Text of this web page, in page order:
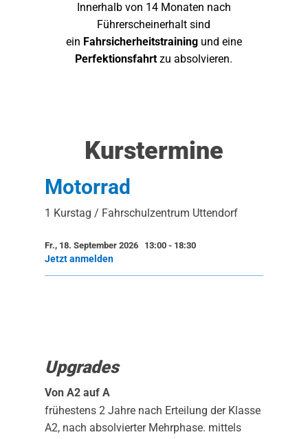
Innerhalb von 14 Monaten nach
Führerscheinerhalt sind
ein Fahrsicherheitstrainingund eine
Perfektionsfahrt zu absolvieren.
Kurstermine
Motorrad
1 Kurstag / Fahrschulzentrum Uttendorf
Jetzt anmelden
Fr., 18. September 2026 13:00- 18:30
Upgrades
Von A2 auf A
frühestens 2 Jahre nach Erteilung der Klasse
A2, nach absolvierter Mehrphase. mittels